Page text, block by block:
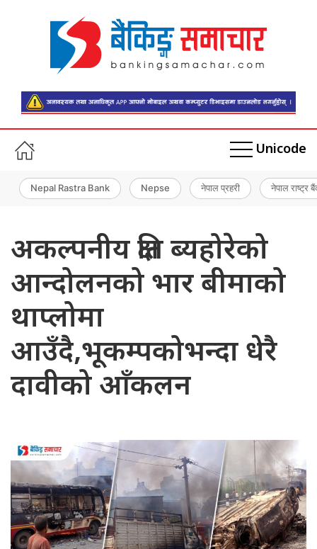
Unicode
Nepal Rastra Bank Nepse नेपाल प्रहरी नेपाल राष्ट्र
अकल्पनीय क्षति ब्यहोरेको
आन्दोलनको भार बीमाको
थाप्लोमा
आउँदै,भूकम्पकोभन्दा धेरै
दावीको आँकलन